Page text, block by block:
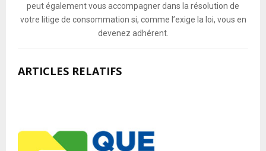
peut également vous accompagner dans la résolution de
votre litige de consommation si, comme l’exige la loi, vous en
devenez adhérent.
ARTICLES RELATIFS